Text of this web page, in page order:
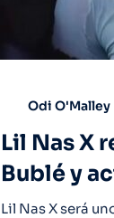
Odi O'Malley
Lil Nas X
Bublé y
Lil Nas X será